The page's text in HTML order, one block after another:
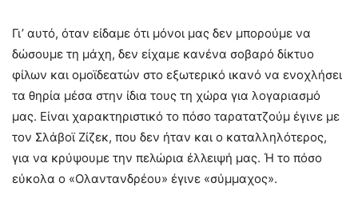
Γι’ αυτό, όταν είδαμε ότι μόνοι μας δεν μπορούμε να
δώσουμε τη μάχη, δεν είχαμε κανένα σοβαρό δίκτυο
φίλων και ομοϊδεατών στο εξωτερικό ικανό να ενοχλήσει
τα θηρία μέσα στην ίδια τους τη χώρα για λογαριασμό
μας. Είναι χαρακτηριστικό το πόσο ταρατατζούμ έγινε με
τον Σλάβοϊ Ζίζεκ, που δεν ήταν και ο καταλληλότερος,
για να κρύψουμε την πελώρια έλλειψή μας. Ή το πόσο
εύκολα ο «Ολαντανδρέου» έγινε «σύμμαχος».